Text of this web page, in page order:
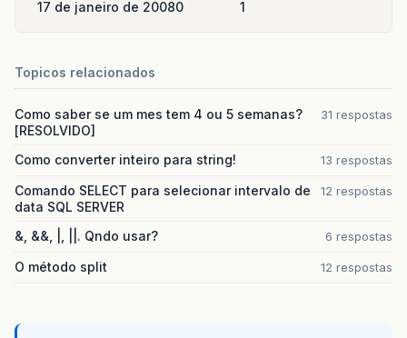
17 de janeiro de 20080 1
Topicos relacionados
Como saber se um mes tem 4 ou 5 semanas?
[RESOLVIDO]
31 respostas
Como converter inteiro para string! 13 respostas
Comando SELECT para selecionar intervalo de
data SQL SERVER
12 respostas
&, &&, |, ||. Qndo usar? 6 respostas
O método split 12 respostas